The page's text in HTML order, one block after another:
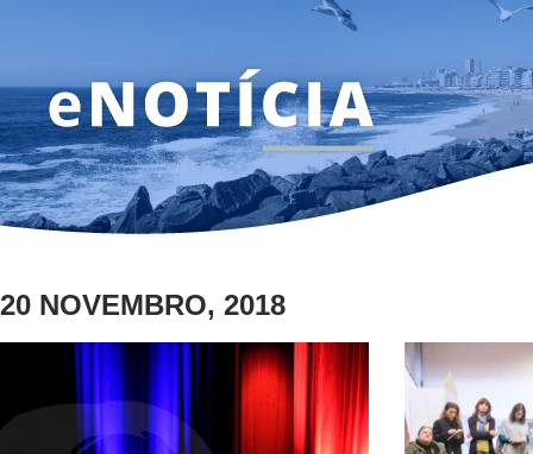
20 NOVEMBRO, 2018